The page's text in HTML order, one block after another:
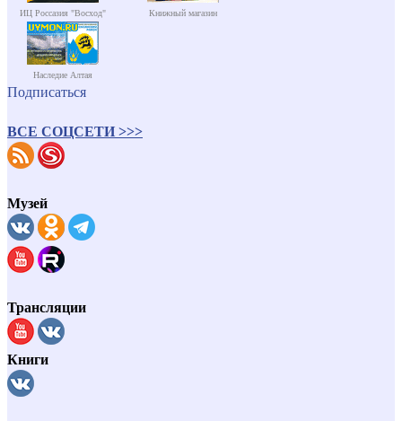
ИЦ Россазия "Восход" Книжный магазин
Наследие Алтая
Подписаться
ВСЕ СОЦСЕТИ >>>
Музей
Трансляции
Книги